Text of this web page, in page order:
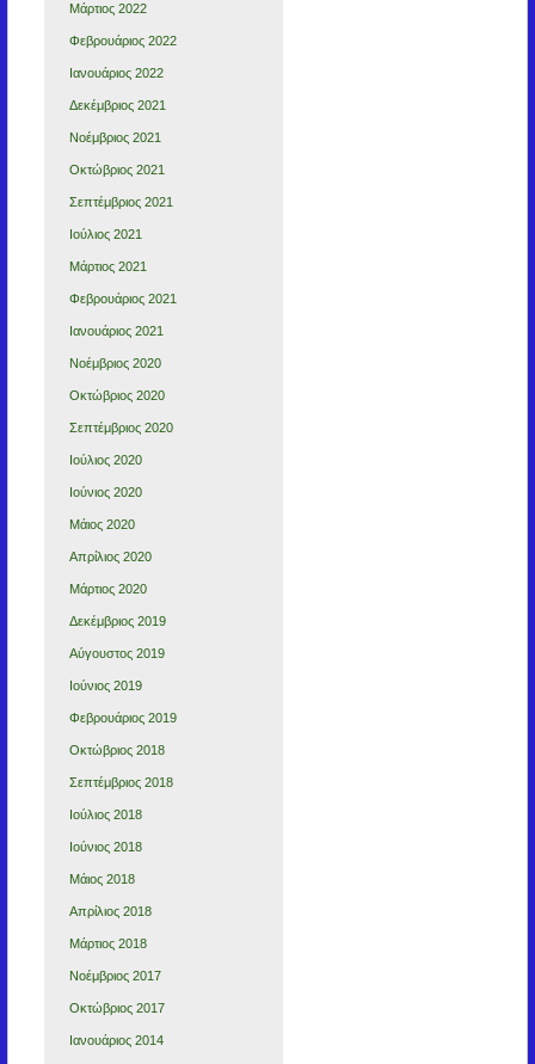
Μάρτιος 2022
Φεβρουάριος 2022
Ιανουάριος 2022
Δεκέμβριος 2021
Νοέμβριος 2021
Οκτώβριος 2021
Σεπτέμβριος 2021
Ιούλιος 2021
Μάρτιος 2021
Φεβρουάριος 2021
Ιανουάριος 2021
Νοέμβριος 2020
Οκτώβριος 2020
Σεπτέμβριος 2020
Ιούλιος 2020
Ιούνιος 2020
Μάιος 2020
Απρίλιος 2020
Μάρτιος 2020
Δεκέμβριος 2019
Αύγουστος 2019
Ιούνιος 2019
Φεβρουάριος 2019
Οκτώβριος 2018
Σεπτέμβριος 2018
Ιούλιος 2018
Ιούνιος 2018
Μάιος 2018
Απρίλιος 2018
Μάρτιος 2018
Νοέμβριος 2017
Οκτώβριος 2017
Ιανουάριος 2014